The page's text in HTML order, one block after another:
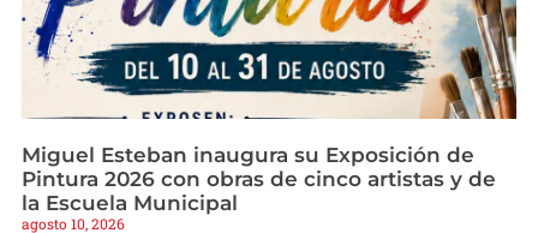
Miguel Esteban inaugura su Exposición de
Pintura 2026 con obras de cinco artistas y de
la Escuela Municipal
agosto 10, 2026